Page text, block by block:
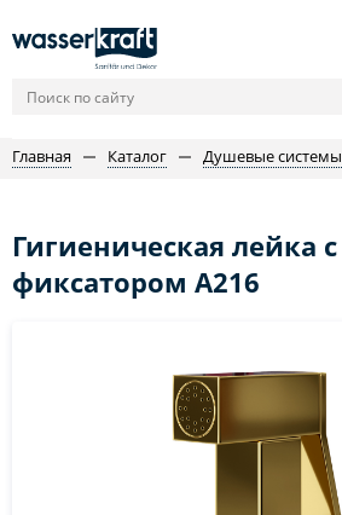
Главная Каталог Душевые системы
Гигиеническая лейка с
фиксатором A216